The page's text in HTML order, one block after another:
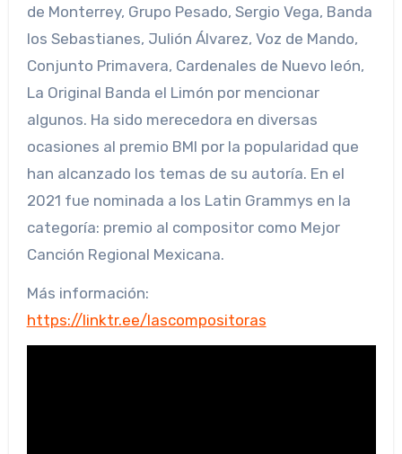
de Monterrey, Grupo Pesado, Sergio Vega, Banda
los Sebastianes, Julión Álvarez, Voz de Mando,
Conjunto Primavera, Cardenales de Nuevo león,
La Original Banda el Limón por mencionar
algunos. Ha sido merecedora en diversas
ocasiones al premio BMI por la popularidad que
han alcanzado los temas de su autoría. En el
2021 fue nominada a los Latin Grammys en la
categoría: premio al compositor como Mejor
Canción Regional Mexicana.
Más información:
https://linktr.ee/lascompositoras